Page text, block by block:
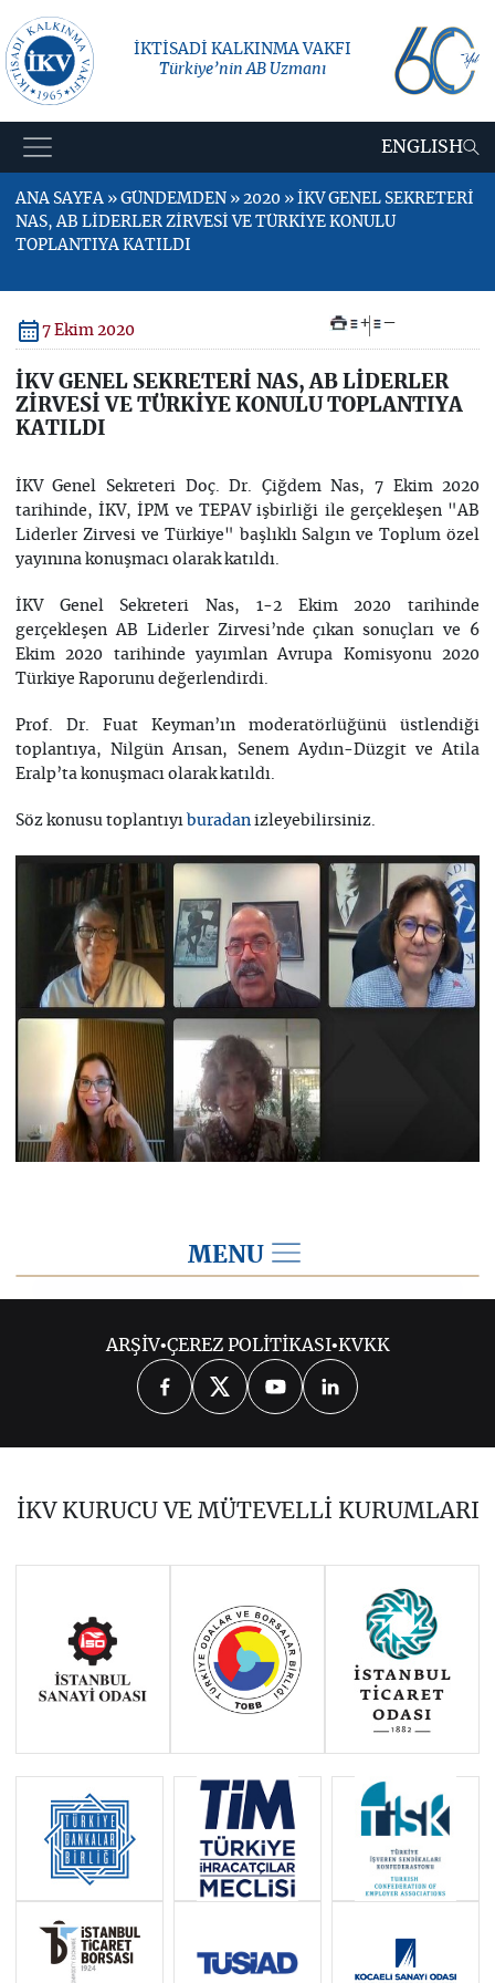
İKTİSADİ KALKINMA VAKFI
Türkiye’nin AB Uzmanı
ENGLISH
ANA SAYFA » GÜNDEMDEN » 2020 » İKV GENEL SEKRETERİ
NAS, AB LİDERLER ZİRVESİ VE TÜRKİYE KONULU
TOPLANTIYA KATILDI
7 Ekim 2020 + –
İKV GENEL SEKRETERİ NAS, AB LİDERLER
ZİRVESİ VE TÜRKİYE KONULU TOPLANTIYA
KATILDI
İKV Genel Sekreteri Doç. Dr. Çiğdem Nas, 7 Ekim 2020
tarihinde, İKV, İPM ve TEPAV işbirliği ile gerçekleşen "AB
Liderler Zirvesi ve Türkiye" başlıklı Salgın ve Toplum özel
yayınına konuşmacı olarak katıldı.
İKV Genel Sekreteri Nas, 1-2 Ekim 2020 tarihinde
gerçekleşen AB Liderler Zirvesi’nde çıkan sonuçları ve 6
Ekim 2020 tarihinde yayımlan Avrupa Komisyonu 2020
Türkiye Raporunu değerlendirdi.
Prof. Dr. Fuat Keyman’ın moderatörlüğünü üstlendiği
toplantıya, Nilgün Arısan, Senem Aydın-Düzgit ve Atila
Eralp’ta konuşmacı olarak katıldı.
Söz konusu toplantıyı buradanizleyebilirsiniz.
MENU
2026 2025 2024
2023 2022 2021
ARŞİV•ÇEREZ POLİTİKASI•KVKK
İKV KURUCU VE MÜTEVELLİ KURUMLARI